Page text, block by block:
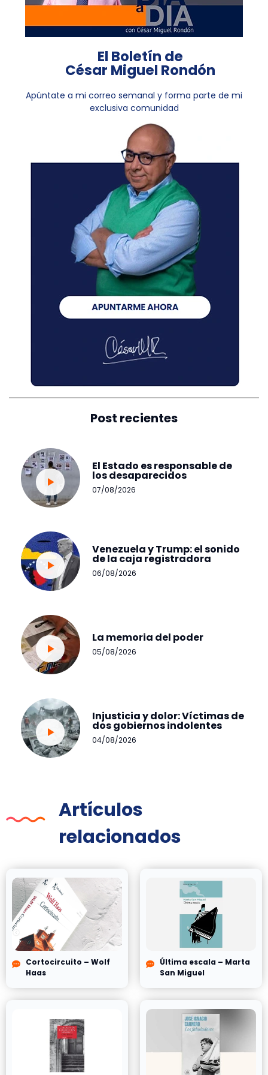
El Boletín de
César Miguel Rondón
Apúntate a mi correo semanal y forma parte de mi
exclusiva comunidad
Post recientes
El Estado es responsable de
los desaparecidos
07/08/2026
Venezuela y Trump: el sonido
de la caja registradora
06/08/2026
La memoria del poder
05/08/2026
Injusticia y dolor: Víctimas de
dos gobiernos indolentes
04/08/2026
Artículos
relacionados
Cortocircuito – Wolf
Haas
Última escala – Marta
San Miguel